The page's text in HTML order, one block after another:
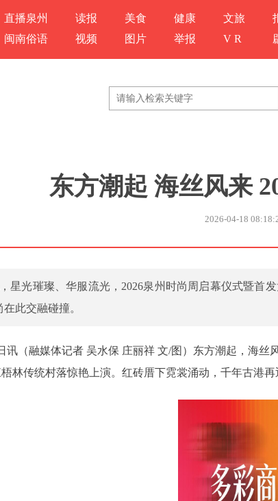
直播泉州 读报 美食 健康 文旅
闽南俗语 视频 图片 举报 V R
东方潮起 海丝风来
2026-04-18
星光璀璨、华服流光，2026泉州时尚周启幕仪式暨首
此交融碰撞。
讯（融媒体记者 吴水保 庄丽祥 文/图）东方潮起，海
林传统村落惊艳上演。红砖厝下霓裳涌动，千年古港